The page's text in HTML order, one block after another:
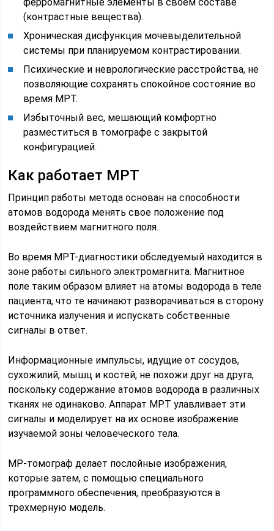
(контрастные вещества).
Хроническая дисфункция мочевыделительной
системы при планируемом контрастировании.
Психические и неврологические расстройства, не
позволяющие сохранять спокойное состояние во
время МРТ.
Избыточный вес, мешающий комфортно
разместиться в томографе с закрытой
конфигурацией.
Как работает МРТ
Принцип работы метода основан на способности
атомов водорода менять свое положение под
воздействием магнитного поля.
Во время МРТ-диагностики обследуемый находится в
зоне работы сильного электромагнита. Магнитное
поле таким образом влияет на атомы водорода в теле
пациента, что те начинают разворачиваться в сторону
источника излучения и испускать собственные
сигналы в ответ.
Информационные импульсы, идущие от сосудов,
сухожилий, мышц и костей, не похожи друг на друга,
поскольку содержание атомов водорода в различных
тканях не одинаково. Аппарат МРТ улавливает эти
сигналы и моделирует на их основе изображение
изучаемой зоны человеческого тела.
МР-томограф делает послойные изображения,
которые затем, с помощью специального
программного обеспечения, преобразуются в
трехмерную модель.